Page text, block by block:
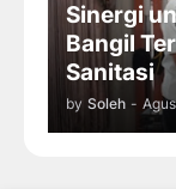
Sinergi
Bangil
Sanitasi
by Soleh -